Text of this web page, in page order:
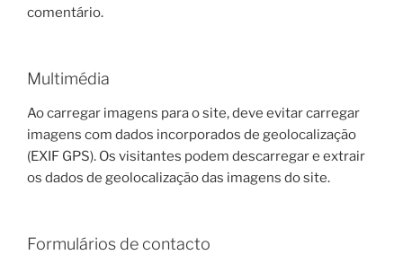
comentário.
Multimédia
Ao carregar imagens para o site, deve evitar carregar
imagens com dados incorporados de geolocalização
(EXIF GPS). Os visitantes podem descarregar e extrair
os dados de geolocalização das imagens do site.
Formulários de contacto